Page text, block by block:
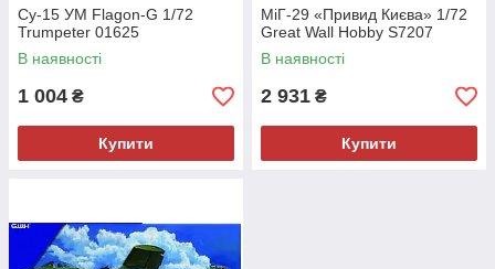
Су-15 УМ Flagon-G 1/72
Trumpeter 01625
В наявності
1 004 ₴
Купити
МіГ-29 «Привид Києва» 1/72
Great Wall Hobby S7207
В наявності
2 931 ₴
Купити